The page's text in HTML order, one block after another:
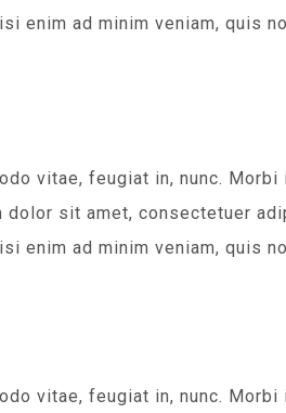
enim ad minim veniam, quis
vitae, feugiat in, nunc. Morbi
dolor sit amet, consectetuer
enim ad minim veniam, quis
vitae, feugiat in, nunc. Morbi